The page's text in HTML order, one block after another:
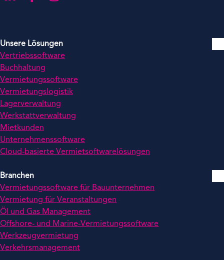
Unsere Lösungen
Vertriebssoftware
Buchhaltung
Vermietungssoftware
Vermietungslogistik
Lagerverwaltung
Werkstattverwaltung
Mietkunden
Unternehmenssoftware
Cloud-basierte Vermietsoftwarelösungen
Branchen
Vermietungssoftware für Bauunternehmen
Vermietung für Veranstaltungen
Öl und Gas Management
Offshore- und Marine-Vermietungssoftware
Werkzeugvermietung
Verkehrsmanagement